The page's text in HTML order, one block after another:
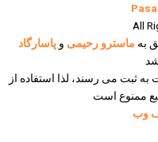
All
به ماسترو رحیمی وپاسارگاد
ثبت می رسند، لذا استفاده از
ممنوع است
وب